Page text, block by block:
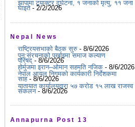
झापामा ट्र्याक्टर दुर्घटना, १ जनाको मृत्यु, ११ जना
घाइते- 2/2/2026
Nepal News
राष्ट्रियसभाको बैठक सुरु- 8/6/2026
पुन:संरचनाको पर्खाइमा समाज कल्याण
परिषद् - 8/6/2026
होर्मुजमा इरान–ओमान सहमति नजिक - 8/6/2026
नेपाल आयल निगमको कार्यकारी निर्देशकमा
साह- 8/6/2026
यातायात कार्यालयद्वारा ५७ करोड १५ लाख राजस्व
संकलन- 8/6/2026
Annapurna Post 13